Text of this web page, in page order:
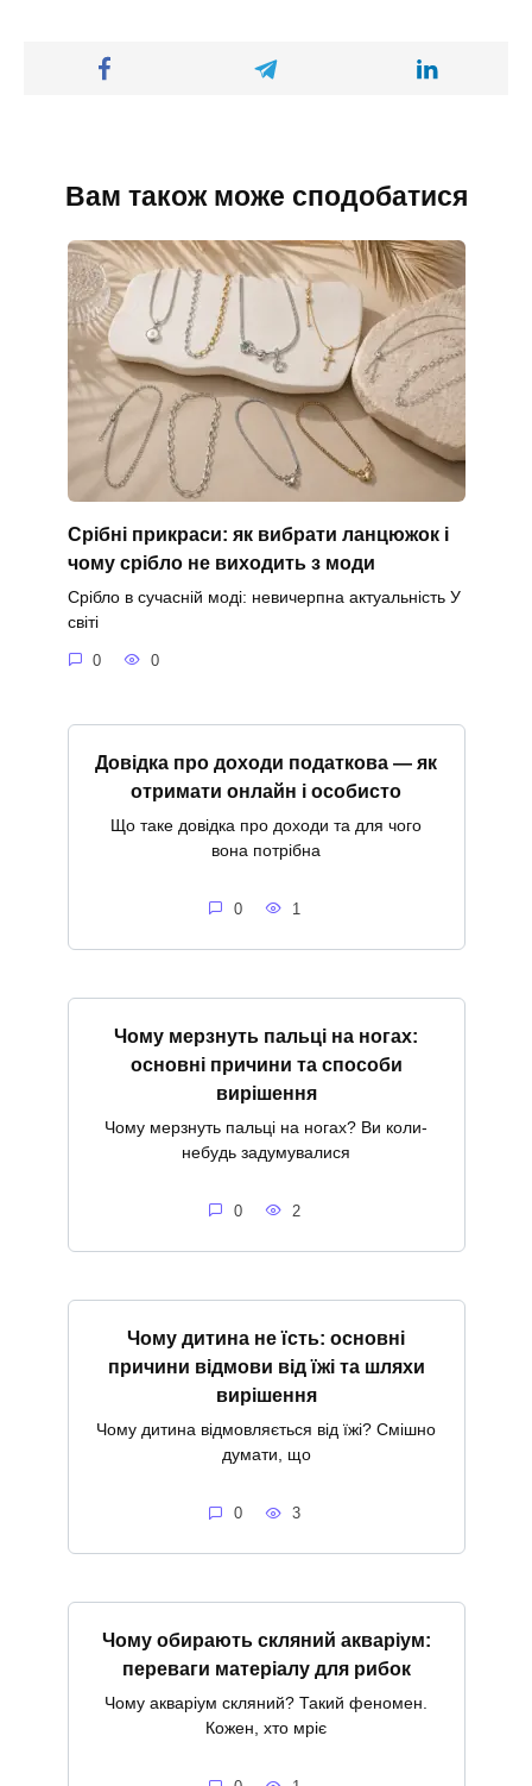
Вам також може сподобатися
Срібні прикраси: як вибрати ланцюжок і
чому срібло не виходить з моди
Срібло в сучасній моді: невичерпна актуальність У
світі
0 0
Довідка про доходи податкова — як
отримати онлайн і особисто
Що таке довідка про доходи та для чого
вона потрібна
0 1
Чому мерзнуть пальці на ногах:
основні причини та способи
вирішення
Чому мерзнуть пальці на ногах? Ви коли-
небудь задумувалися
0 2
Чому дитина не їсть: основні
причини відмови від їжі та шляхи
вирішення
Чому дитина відмовляється від їжі? Смішно
думати, що
0 3
Чому обирають скляний акваріум:
переваги матеріалу для рибок
Чому акваріум скляний? Такий феномен.
Кожен, хто мріє